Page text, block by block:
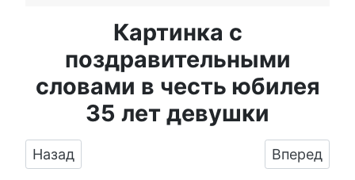
Картинка с
поздравительными
словами в честь юбилея
35 лет девушки
Предыдущий: Картинка для поздравления с
Назад Вперед